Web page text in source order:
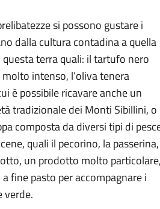
si possono gustare i
dalla cultura contadina a quella
terra quali: il tartufo nero
intenso, l’oliva tenera
è possibile ricavare anche un
tradizionale dei Monti Sibillini, o
composta da diversi tipi di
quali il pecorino, la
un prodotto molto particolare,
fine pasto per accompagnare i
verde.